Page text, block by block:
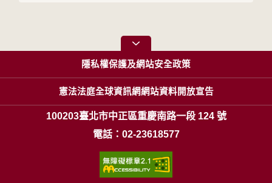
隱私權保護及網站安全政策
憲法法庭全球資訊網網站資料開放宣告
100203臺北市中正區重慶南路一段 124 號
電話：02-23618577